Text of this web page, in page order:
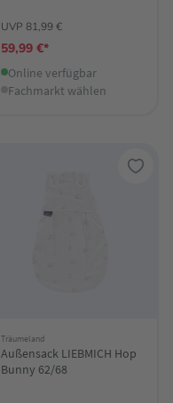
UVP 81,99 €
59,99 €*
Online verfügbar
Fachmarkt wählen
Träumeland
Außensack LIEBMICH Hop
Bunny 62/68